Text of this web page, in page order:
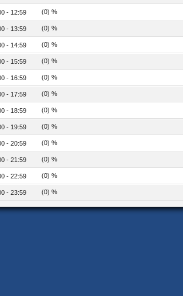
- 12:59 (0) %
- 13:59 (0) %
- 14:59 (0) %
- 15:59 (0) %
- 16:59 (0) %
- 17:59 (0) %
- 18:59 (0) %
- 19:59 (0) %
- 20:59 (0) %
- 21:59 (0) %
- 22:59 (0) %
- 23:59 (0) %